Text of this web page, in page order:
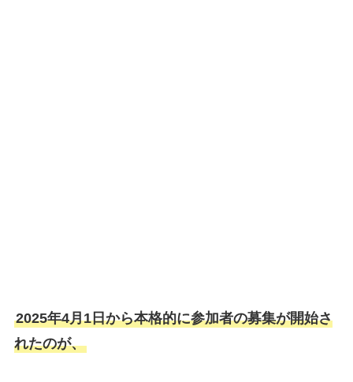
2025年4月1日から本格的に参加者の募集が開始さ
れたのが、